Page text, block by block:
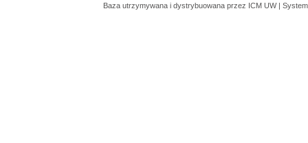
Baza utrzymywana i dystrybuowana przez ICM UW |